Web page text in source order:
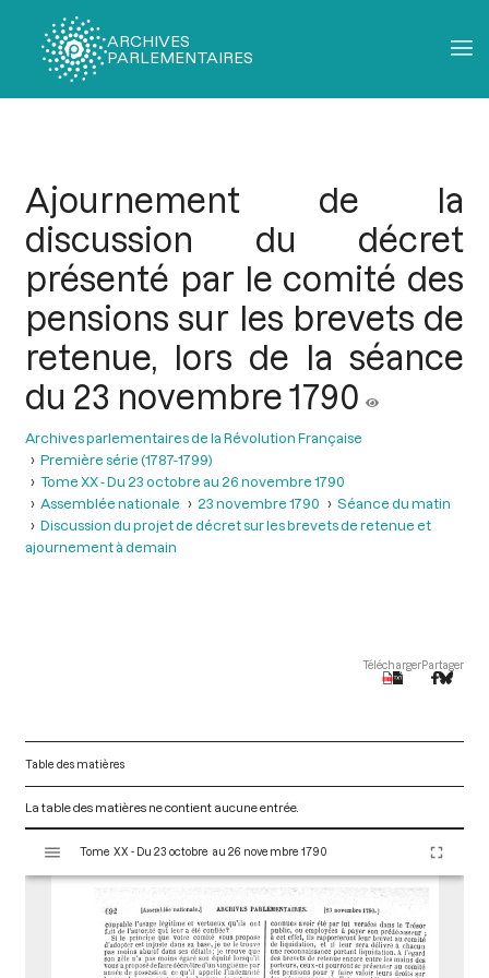
ARCHIVES
PARLEMENTAIRES
Ajournement de la
discussion du décret
présenté par le comité des
pensions sur les brevets de
retenue, lors de la séance
du 23 novembre 1790
Archives parlementaires de la Révolution Française
Première série (1787-1799)
Tome XX - Du 23 octobre au 26 novembre 1790
Assemblée nationale
23 novembre 1790
Séance du matin
Discussion du projet de décret sur les brevets de retenue et
ajournement à demain
TéléchargerPartager
Table des matières
La table des matières ne contient aucune entrée.
s
Tome XX - Du 23 octobre au 26 novembre 1790